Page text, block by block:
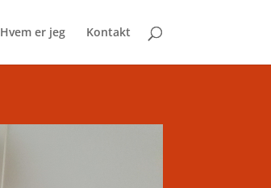
Hvem er jeg Kontakt